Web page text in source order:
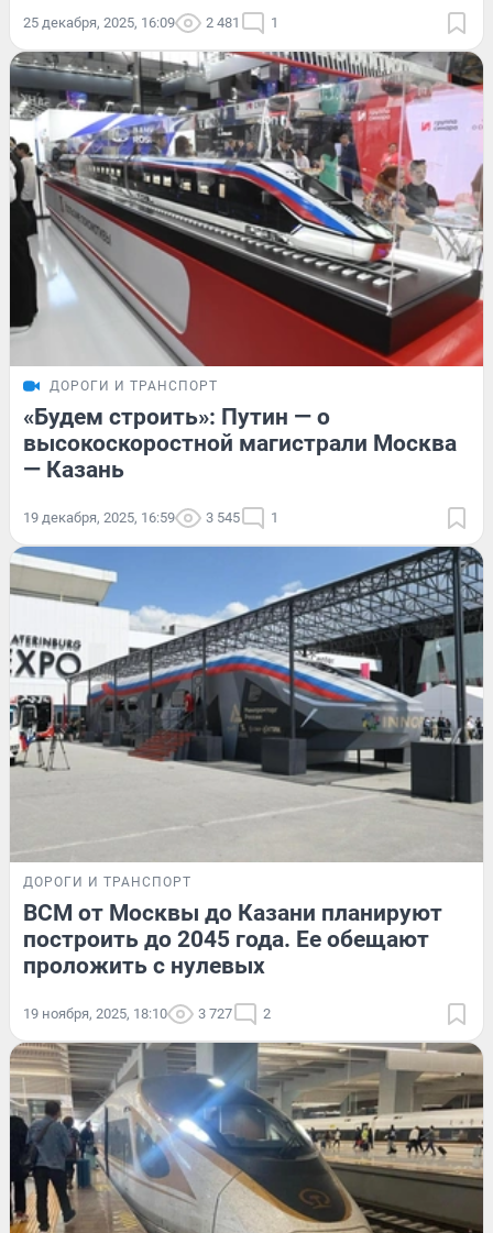
25 декабря, 2025, 16:09 2 481 1
ДОРОГИ И ТРАНСПОРТ
«Будем строить»: Путин — о
высокоскоростной магистрали Москва
— Казань
19 декабря, 2025, 16:59 3 545 1
ДОРОГИ И ТРАНСПОРТ
ВСМ от Москвы до Казани планируют
построить до 2045 года. Ее обещают
проложить с нулевых
19 ноября, 2025, 18:10 3 727 2